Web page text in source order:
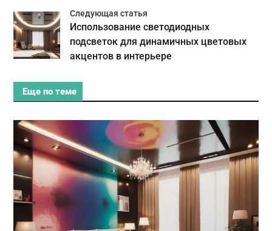
Следующая статья
Использование светодиодных
подсветок для динамичных цветовых
акцентов в интерьере
Еще по теме